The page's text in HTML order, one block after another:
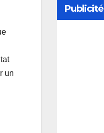
un
Publicité